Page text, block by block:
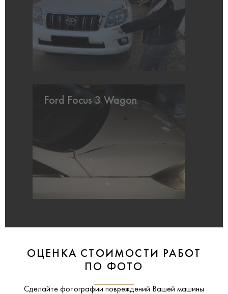
Ford Focus 3 Wagon
ОЦЕНКА СТОИМОСТИ РАБОТ
ПО ФОТО
Сделайте фотографии повреждений Вашей машины